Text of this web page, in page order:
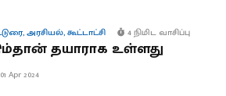
,அரசியல்,கூட்டாட்சி 4 நிமிட வாசிப்பு
தயாராக உள்ளது
Apr 2024